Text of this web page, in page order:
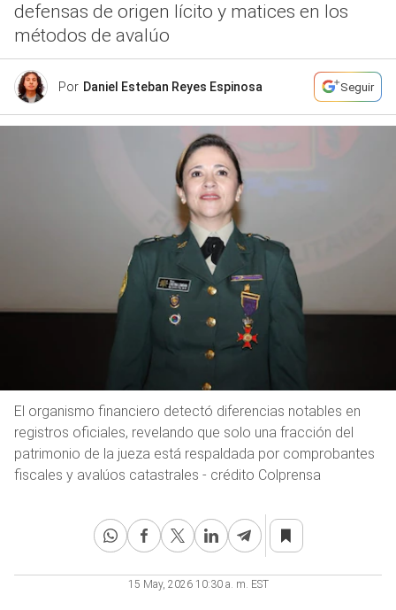
defensas de origen lícito y matices en los
métodos de avalúo
Por Daniel Esteban Reyes Espinosa Seguir
El organismo financiero detectó diferencias notables en
registros oficiales, revelando que solo una fracción del
patrimonio de la jueza está respaldada por comprobantes
fiscales y avalúos catastrales - crédito Colprensa
15 May, 2026 10:30 a. m. EST